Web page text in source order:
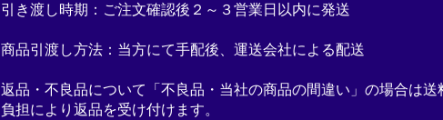
引き渡し時期：ご注文確認後２～３営業日以内に発送
商品引渡し方法：当方にて手配後、運送会社による配送
返品・不良品について「不良品・当社の商品の間違い」の場合は送
負担により返品を受け付けます。